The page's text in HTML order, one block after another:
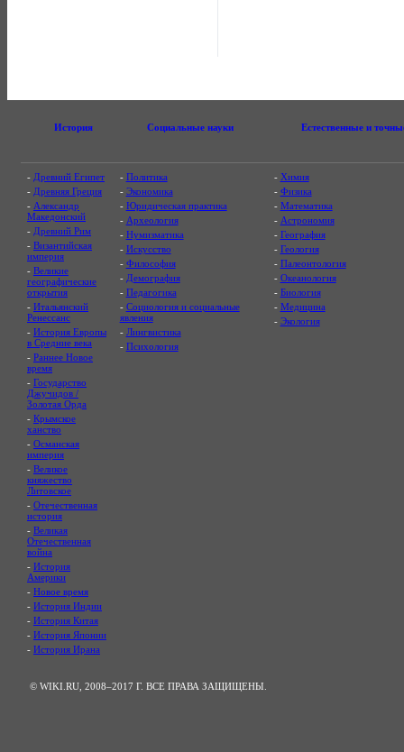
История Социальные науки Естественные и
- Древний Египет
- Древняя Греция
- Александр
Македонский
- Древний Рим
- Византийская
империя
- Великие
географические
открытия
- Итальянский
Ренессанс
- История Европы
в Средние века
- Раннее Новое
время
- Государство
Джучидов /
Золотая Орда
- Крымское
ханство
- Османская
империя
- Великое
княжество
Литовское
- Отечественная
история
- Великая
Отечественная
война
- История
Америки
- Новое время
- История Индии
- История Китая
- История Японии
- История Ирана
- Политика
- Экономика
- Юридическая практика
- Археология
- Нумизматика
- Искусство
- Философия
- Демография
- Педагогика
- Социология и социальные
явления
- Лингвистика
- Психология
- Химия
- Физика
- Математика
- Астрономия
- География
- Геология
- Палеонтология
- Океанология
- Биология
- Медицина
- Экология
© WIKI.RU, 2008–2017 Г. ВСЕ ПРАВА ЗАЩИЩЕНЫ.